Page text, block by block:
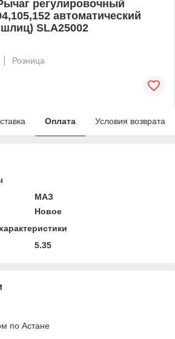
регулировочный
автоматический
SLA25002
Розница
Оплата Условия возврата
МАЗ
Новое
5.35
по Астане